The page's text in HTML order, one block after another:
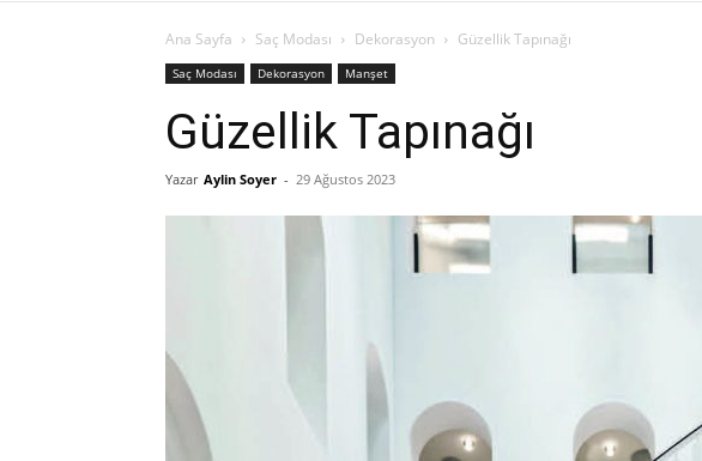
Ana Sayfa Saç Modası Dekorasyon Güzellik Tapınağı
Saç Modası Dekorasyon Manşet
Güzellik Tapınağı
Yazar Aylin Soyer - 29 Ağustos 2023